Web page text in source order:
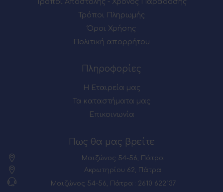
Τρόποι Αποστολής - Χρόνος Παράδοσης
Τρόποι Πληρωμής
Όροι Χρήσης
Πολιτική απορρήτου
Πληροφορίες
Η Εταιρεία μας
Τα καταστήματα μας
Επικοινωνία
Πως θα μας βρείτε
Μαιζώνος 54-56, Πάτρα
Ακρωτηρίου 62, Πάτρα
Μαιζώνος 54-56, Πάτρα : 2610 622137